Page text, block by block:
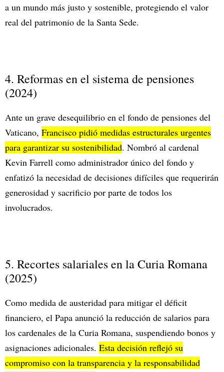
a un mundo más justo y sostenible, protegiendo el valor
real del patrimonio de la Santa Sede.
4. Reformas en el sistema de pensiones
(2024)
Ante un grave desequilibrio en el fondo de pensiones del
Vaticano, Francisco pidió medidas estructurales urgentes
para garantizar su sostenibilidad. Nombró al cardenal
Kevin Farrell como administrador único del fondo y
enfatizó la necesidad de decisiones difíciles que requerirán
generosidad y sacrificio por parte de todos los
involucrados.
5. Recortes salariales en la Curia Romana
(2025)
Como medida de austeridad para mitigar el déficit
financiero, el Papa anunció la reducción de salarios para
los cardenales de la Curia Romana, suspendiendo bonos y
asignaciones adicionales. Esta decisión reflejó su
compromiso con la transparencia y la responsabilidad